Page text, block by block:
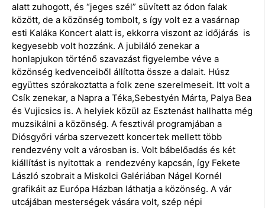
alatt zuhogott, és “jeges szél” süvített az ódon falak
között, de a közönség tombolt, s így volt ez a vasárnap
esti Kaláka Koncert alatt is, ekkorra viszont az időjárás is
kegyesebb volt hozzánk. A jubiláló zenekar a
honlapjukon történő szavazást figyelembe véve a
közönség kedvenceiből állította össze a dalait. Húsz
együttes szórakoztatta a folk zene szerelmeseit. Itt volt a
Csík zenekar, a Napra a Téka,Sebestyén Márta, Palya Bea
és Vujicsics is. A helyiek közül az Esztenást hallhatta még
muzsikálni a közönség. A fesztivál programjában a
Diósgyőri várba szervezett koncertek mellett több
rendezvény volt a városban is. Volt bábelőadás és két
kiállítást is nyitottak a rendezvény kapcsán, így Fekete
László szobrait a Miskolci Galériában Nágel Kornél
grafikáit az Európa Házban láthatja a közönség. A vár
utcájában mesterségek vására volt, szép népi